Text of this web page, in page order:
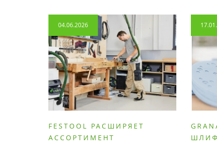
04.06.2026
FESTOOL РАСШИРЯЕТ
АССОРТИМЕНТ